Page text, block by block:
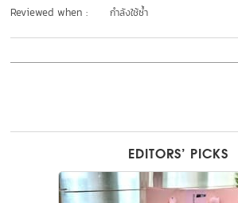
Reviewed when : กำลังใช้ซ้ำ
EDITORS’ PICKS